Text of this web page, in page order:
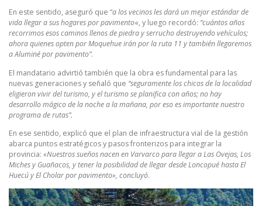
En este sentido, aseguró que “a los vecinos les dará un mejor estándar de
vida llegar a sus hogares por pavimento«, y luego recordó: “cuántos años
recorrimos esos caminos llenos de piedra y serrucho destruyendo vehículos;
ahora quienes opten por Moquehue irán por la ruta 11 y también llegaremos
a Aluminé por pavimento”.
El mandatario advirtió también que la obra es fundamental para las
nuevas generaciones y señaló que “seguramente los chicos de la localidad
eligieron vivir del turismo, y el turismo se planifica con años; no hay
desarrollo mágico de la noche a la mañana, por eso es importante nuestro
programa de rutas”.
En ese sentido, explicó que el plan de infraestructura vial de la gestión
abarca puntos estratégicos y pasos fronterizos para integrar la
provincia: «Nuestros sueños nacen en Varvarco para llegar a Las Ovejas, Los
Miches y Guañacos, y tener la posibilidad de llegar desde Loncopué hasta El
Huecú y El Cholar por pavimento», concluyó.